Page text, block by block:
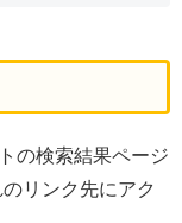
の検索結果ページ
リンク先にアク